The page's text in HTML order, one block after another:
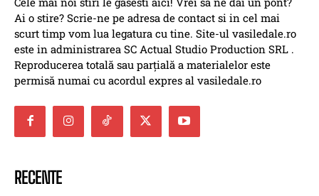
Ai o stire? Scrie-ne pe adresa de contact si in cel mai
scurt timp vom lua legatura cu tine. Site-ul vasiledale.ro
este in administrarea SC Actual Studio Production SRL .
Reproducerea totală sau parțială a materialelor este
permisă numai cu acordul expres al vasiledale.ro
RECENTE